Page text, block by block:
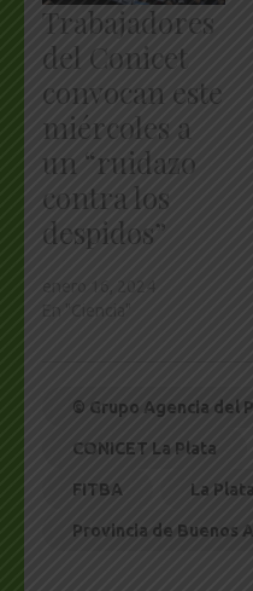
Trabajadores
del Conicet
convocan este
miércoles a
un “ruidazo
contra los
despidos”
© Grupo Agencia del
CONICET La Plata
FITBA La Plata
Provincia de Buenos